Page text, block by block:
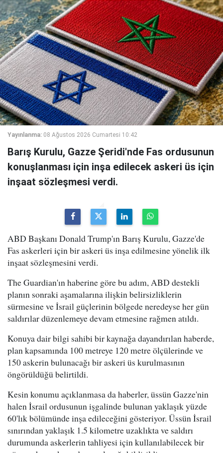
Yayınlanma: 08 Ağustos 2026 Cumartesi 10:42
Barış Kurulu, Gazze Şeridi'nde Fas ordusunun
konuşlanması için inşa edilecek askeri üs için
inşaat sözleşmesi verdi.
ABD Başkanı Donald Trump'ın Barış Kurulu, Gazze'de
Fas askerleri için bir askeri üs inşa edilmesine yönelik ilk
inşaat sözleşmesini verdi.
The Guardian'ın haberine göre bu adım, ABD destekli
planın sonraki aşamalarına ilişkin belirsizliklerin
sürmesine ve İsrail güçlerinin bölgede neredeyse her gün
saldırılar düzenlemeye devam etmesine rağmen atıldı.
Konuya dair bilgi sahibi bir kaynağa dayandırılan haberde,
plan kapsamında 100 metreye 120 metre ölçülerinde ve
150 askerin bulunacağı bir askeri üs kurulmasının
öngörüldüğü belirtildi.
Kesin konumu açıklanmasa da haberler, üssün Gazze'nin
halen İsrail ordusunun işgalinde bulunan yaklaşık yüzde
60'lık bölümünde inşa edileceğini gösteriyor. Üssün İsrail
sınırından yaklaşık 1.5 kilometre uzaklıkta ve saldırı
durumunda askerlerin tahliyesi için kullanılabilecek bir